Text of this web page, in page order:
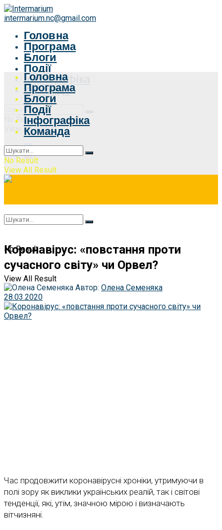
intermarium.nc@gmail.com
Головна
Програма
Блоги
Події
Інфографіка
Команда
No Result
View All Result
Головна
Програма
Блоги
Події
Інфографіка
Команда
No Result
View All Result
No Result
View All Result
Коронавірус: «повстання проти
сучасного світу» чи Орвел?
Автор: Олена Семеняка
28.03.2020
Час продовжити коронавірусні хроніки, утримуючи в
полі зору як виклики українських реалій, так і світові
тенденції, які, утім, значною мірою і визначають
вітчизняні.